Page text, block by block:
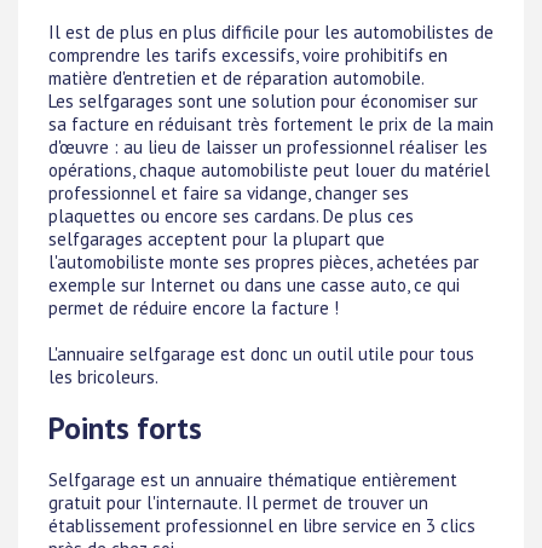
Il est de plus en plus difficile pour les automobilistes de
comprendre les tarifs excessifs, voire prohibitifs en
matière d'entretien et de réparation automobile.
Les selfgarages sont une solution pour économiser sur
sa facture en réduisant très fortement le prix de la main
d'œuvre : au lieu de laisser un professionnel réaliser les
opérations, chaque automobiliste peut louer du matériel
professionnel et faire sa vidange, changer ses
plaquettes ou encore ses cardans. De plus ces
selfgarages acceptent pour la plupart que
l'automobiliste monte ses propres pièces, achetées par
exemple sur Internet ou dans une casse auto, ce qui
permet de réduire encore la facture !
L'annuaire selfgarage est donc un outil utile pour tous
les bricoleurs.
Points forts
Selfgarage est un annuaire thématique entièrement
gratuit pour l'internaute. Il permet de trouver un
établissement professionnel en libre service en 3 clics